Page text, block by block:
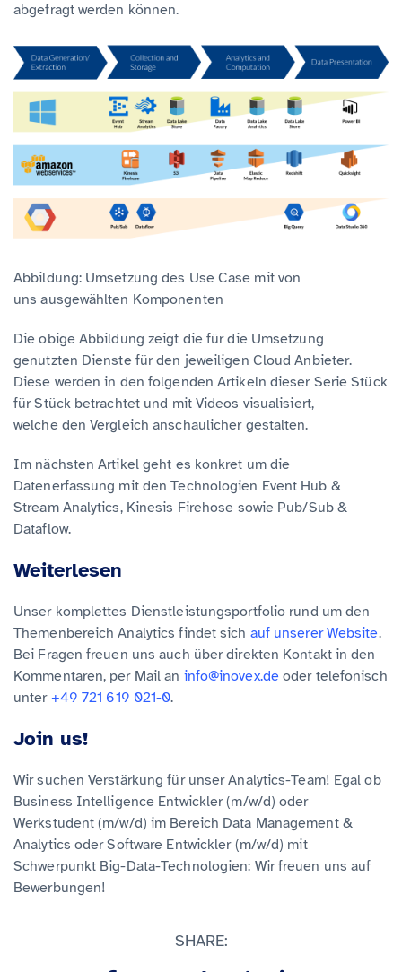
abgefragt werden können.
Abbildung: Umsetzung des Use Case mit von
uns ausgewählten Komponenten
Die obige Abbildung zeigt die für die Umsetzung
genutzten Dienste für den jeweiligen Cloud Anbieter.
Diese werden in den folgenden Artikeln dieser Serie Stück
für Stück betrachtet und mit Videos visualisiert,
welche den Vergleich anschaulicher gestalten.
Im nächsten Artikel geht es konkret um die
Datenerfassung mit den Technologien Event Hub &
Stream Analytics, Kinesis Firehose sowie Pub/Sub &
Dataflow.
Weiterlesen
Unser komplettes Dienstleistungsportfolio rund um den
Themenbereich Analytics findet sich auf unserer Website.
Bei Fragen freuen uns auch über direkten Kontakt in den
Kommentaren, per Mail an info@inovex.deoder telefonisch
unter +49 721 619 021-0.
Join us!
Wir suchen Verstärkung für unser Analytics-Team! Egal ob
Business Intelligence Entwickler (m/w/d) oder
Werkstudent (m/w/d) im Bereich Data Management &
Analytics oder Software Entwickler (m/w/d) mit
Schwerpunkt Big-Data-Technologien: Wir freuen uns auf
Bewerbungen!
SHARE: